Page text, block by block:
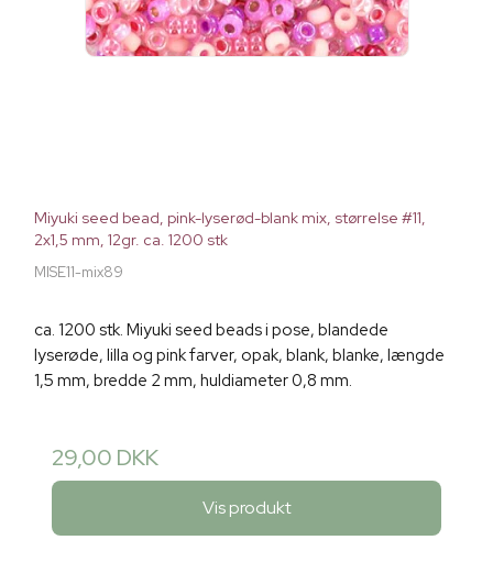
Miyuki seed bead, pink-lyserød-blank mix, størrelse #11,
2x1,5 mm, 12gr. ca. 1200 stk
MISE11-mix89
ca. 1200 stk. Miyuki seed beads i pose, blandede
lyserøde, lilla og pink farver, opak, blank, blanke, længde
1,5 mm, bredde 2 mm, huldiameter 0,8 mm.
29,00 DKK
Vis produkt